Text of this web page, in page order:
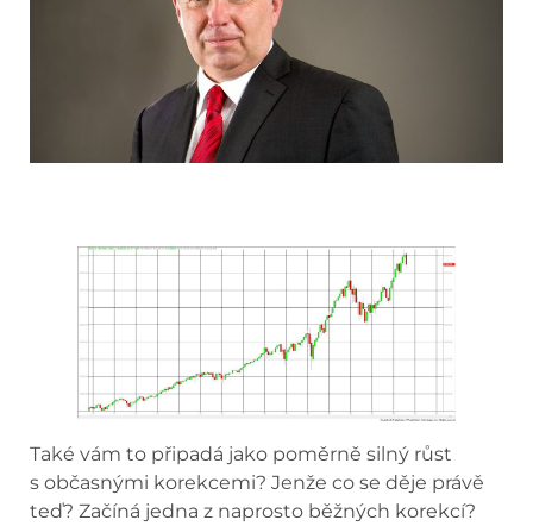
Také vám to připadá jako poměrně silný růst
s občasnými korekcemi? Jenže co se děje právě
teď? Začíná jedna z naprosto běžných korekcí?